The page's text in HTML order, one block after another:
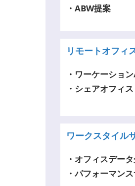
・ABW提案
リモートオフィ
・ワーケーショ
・シェアオフィス
ワークスタイル
・オフィスデー
・パフォーマン